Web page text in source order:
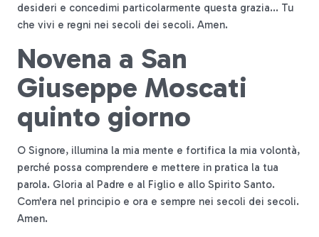
desideri e concedimi particolarmente questa grazia... Tu
che vivi e regni nei secoli dei secoli. Amen.
Novena a San
Giuseppe Moscati
quinto giorno
O Signore, illumina la mia mente e fortifica la mia volontà,
perché possa comprendere e mettere in pratica la tua
parola. Gloria al Padre e al Figlio e allo Spirito Santo.
Com'era nel principio e ora e sempre nei secoli dei secoli.
Amen.